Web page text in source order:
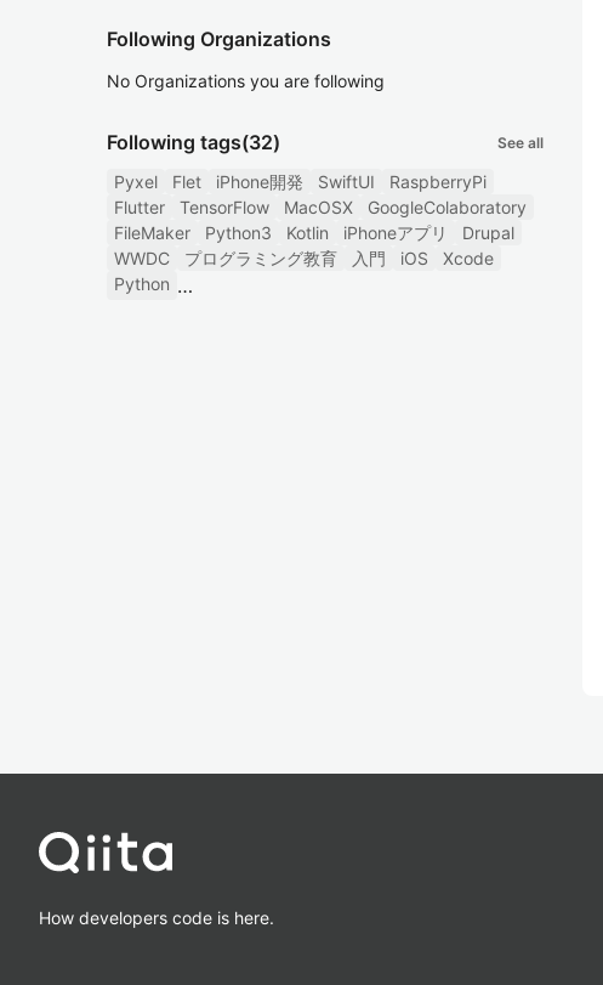
Following Organizations
No Organizations you are following
Following tags(32) See all
Pyxel Flet iPhone開発 SwiftUI
RaspberryPi
Flutter
TensorFlow MacOSX
GoogleColaboratory
FileMaker
Python3 Kotlin iPhoneアプリ
Drupal
WWDC
プログラミング教育 入門 iOS
Xcode
Python
How developers code is here.